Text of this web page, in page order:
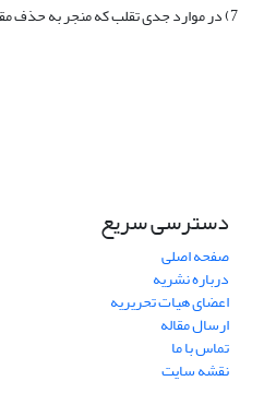
7) در موارد جدی تقلب که منجر به حذف مقاله می‌شود، اخطار حذف در نشریه منتشر می‌شود و در نسخه آنلاین با مقاله پیوند داده می‌شود. نسخه آنلاین مقاله نیز با «تاریخ حذف» به صورت مشخص علامت گذاری می‌گردد.
دسترسی سریع
صفحه اصلی
درباره نشریه
اعضای هیات تحریریه
ارسال مقاله
تماس با ما
نقشه سایت